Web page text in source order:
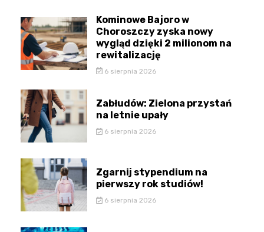
Kominowe Bajoro w
Choroszczy zyska nowy
wygląd dzięki 2 milionom na
rewitalizację
6 sierpnia 2026
Zabłudów: Zielona przystań
na letnie upały
6 sierpnia 2026
Zgarnij stypendium na
pierwszy rok studiów!
6 sierpnia 2026